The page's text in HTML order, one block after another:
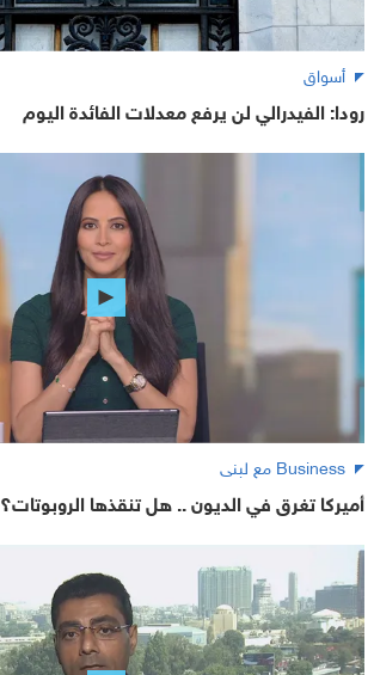
أسواق
رودا: الفيدرالي لن يرفع معدلات الفائدة اليوم
Business مع لبنى
أميركا تغرق في الديون .. هل تنقذها الروبوتات؟